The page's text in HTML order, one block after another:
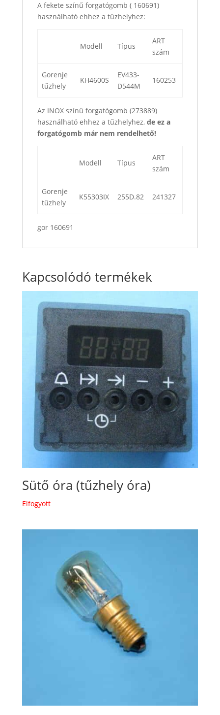
A fekete színű forgatógomb ( 160691)
használható ehhez a tűzhelyhez:
Modell Típus
ART
szám
Gorenje
tűzhely
KH4600S
EV433-
D544M
160253
Az INOX színű forgatógomb (273889)
használható ehhez a tűzhelyhez, de ez a
forgatógomb már nem rendelhető!
Modell Típus
ART
szám
Gorenje
tűzhely
K55303IX 255D.82 241327
gor 160691
Kapcsolódó termékek
Sütő óra (tűzhely óra)
Elfogyott